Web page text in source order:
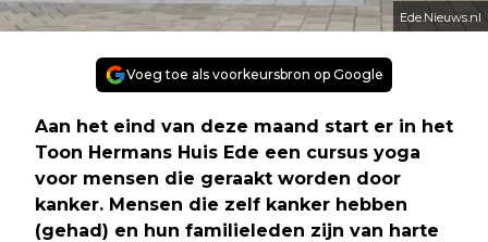
Ede.Nieuws.nl
Voeg toe als voorkeursbron op Google
Aan het eind van deze maand start er in het
Toon Hermans Huis Ede een cursus yoga
voor mensen die geraakt worden door
kanker. Mensen die zelf kanker hebben
(gehad) en hun familieleden zijn van harte